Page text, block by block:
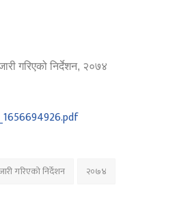
गरिएको निर्देशन, २०७४
ammendment Final pdf (1)_1656694926.pdf
गरिएको निर्देशन २०७४